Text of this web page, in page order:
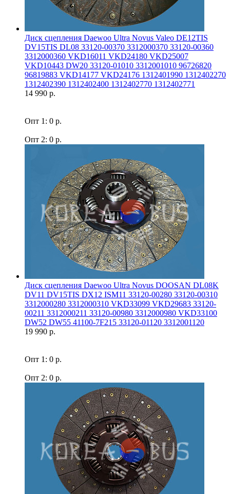
Диск сцепления Daewoo Ultra Novus Valeo DE12TIS
DV15TIS DL08 33120-00370 3312000370 33120-00360
3312000360 VKD16011 VKD24180 VKD25007
VKD10443 DW20 33120-01010 3312001010 96726820
96819883 VKD14177 VKD24176 1312401990 1312402270
1312402390 1312402400 1312402770 1312402771
14 990 р.
Опт 1: 0 р.
Опт 2: 0 р.
Диск сцепления Daewoo Ultra Novus DOOSAN DL08K
DV11 DV15TIS DX12 ISM11 33120-00280 33120-00310
3312000280 3312000310 VKD33099 VKD29683 33120-
00211 3312000211 33120-00980 3312000980 VKD33100
DW52 DW55 41100-7F215 33120-01120 3312001120
19 990 р.
Опт 1: 0 р.
Опт 2: 0 р.